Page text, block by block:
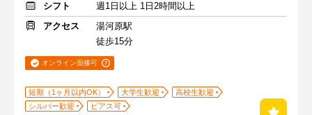
シフト
週1日以上 1日2時間以上
アクセス
湯河原駅
徒歩15分
オンライン面接可
短期（1ヶ月以内OK） 大学生歓迎
高校生歓迎
シルバー歓迎
ピアス可